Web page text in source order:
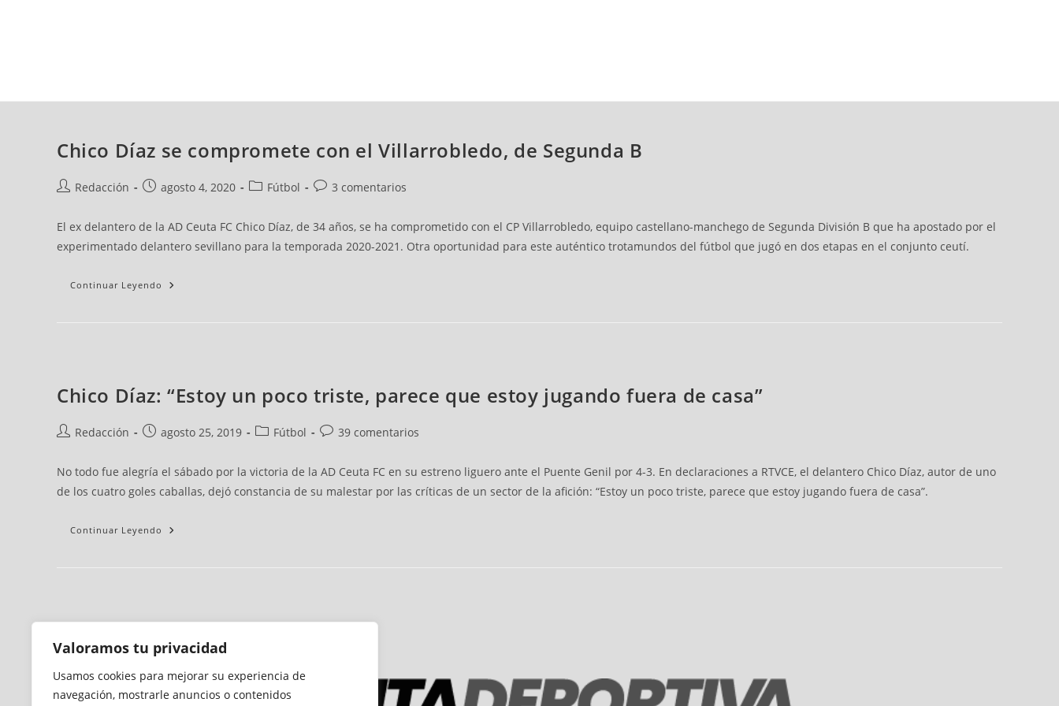
Valoramos tu privacidad
Usamos cookies para mejorar su experiencia de
navegación, mostrarle anuncios o contenidos
Chico Díaz se compromete con el Villarrobledo, de Segunda B
Redacción agosto 4, 2020 Fútbol 3 comentarios
El ex delantero de la AD Ceuta FC Chico Díaz, de 34 años, se ha comprometido con el CP Villarrobledo, equipo castellano-manchego de Segunda División B que ha apostado por el
experimentado delantero sevillano para la temporada 2020-2021. Otra oportunidad para este auténtico trotamundos del fútbol que jugó en dos etapas en el conjunto ceutí.
Continuar Leyendo
Chico Díaz: “Estoy un poco triste, parece que estoy jugando fuera de casa”
Redacción agosto 25, 2019 Fútbol 39 comentarios
No todo fue alegría el sábado por la victoria de la AD Ceuta FC en su estreno liguero ante el Puente Genil por 4-3. En declaraciones a RTVCE, el delantero Chico Díaz, autor de uno
de los cuatro goles caballas, dejó constancia de su malestar por las críticas de un sector de la afición: “Estoy un poco triste, parece que estoy jugando fuera de casa”.
Continuar Leyendo